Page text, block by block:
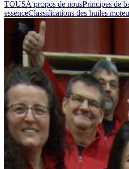
TOUSÀ propos de nousPrincipes de
essenceClassifications des huiles